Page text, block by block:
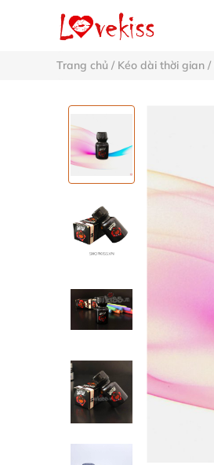
Trang chủ / Kéo dài thời gian /